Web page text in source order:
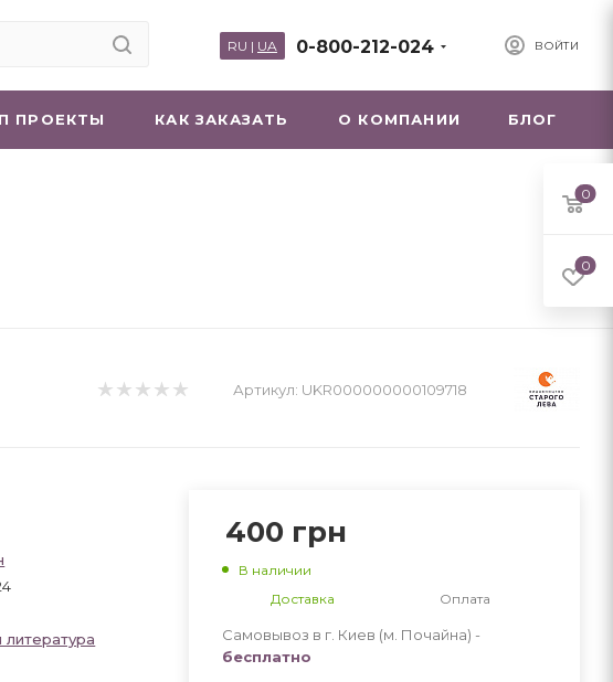
ВОЙТИ
0-800-212-024
RU | UA
ПРОЕКТЫ КАК ЗАКАЗАТЬ О КОМПАНИИ БЛОГ
Артикул: UKR000000000109718
400 грн
В наличии
Доставка
Оплата
Самовывоз в г. Киев (м. Почайна) -
бесплатно
0
0